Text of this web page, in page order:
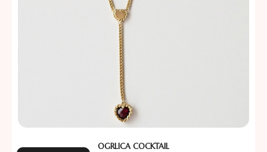
OGRLICA COCKTAIL